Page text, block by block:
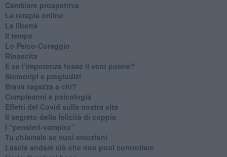
​Cambiare prospettiva
La terapia online
La libertà
​Il tempo
​Lo Psico-Coraggio
Rinascita
​E se l’impotenza fosse il vero potere?
Stereotipi e pregiudizi
​Brava ragazza a chi?
​Compleanni e psicologia
Effetti del Covid sulla nostra vita
Il segreto della felicità di coppia
​I “pensieri-vampiro”
​Tu chiamale se vuoi emozioni
​Lascia andare ciò che non puoi controllare